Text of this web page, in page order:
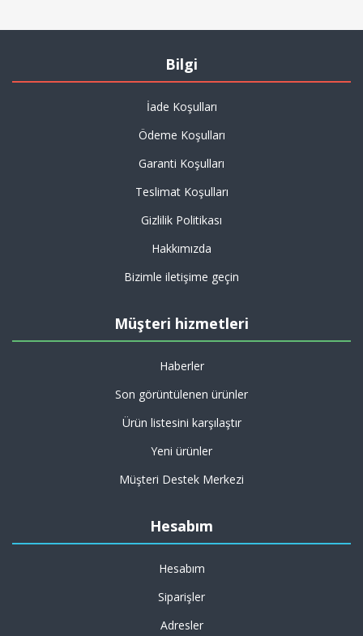
Bilgi
İade Koşulları
Ödeme Koşulları
Garanti Koşulları
Teslimat Koşulları
Gizlilik Politikası
Hakkımızda
Bizimle iletişime geçin
Müşteri hizmetleri
Haberler
Son görüntülenen ürünler
Ürün listesini karşılaştır
Yeni ürünler
Müşteri Destek Merkezi
Hesabım
Hesabım
Siparişler
Adresler